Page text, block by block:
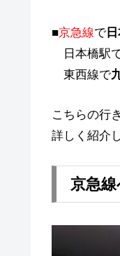
■京急線で日
日本橋駅
東西線で
こちらの行
詳しく紹介
京急